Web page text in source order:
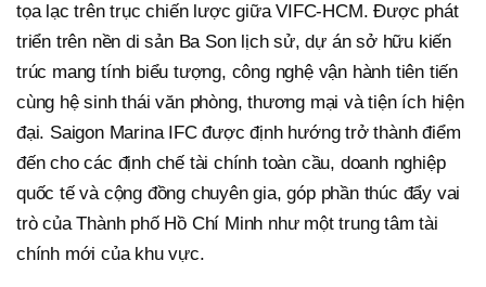
tọa lạc trên trục chiến lược giữa VIFC-HCM. Được phát
triển trên nền di sản Ba Son lịch sử, dự án sở hữu kiến
trúc mang tính biểu tượng, công nghệ vận hành tiên tiến
cùng hệ sinh thái văn phòng, thương mại và tiện ích hiện
đại. Saigon Marina IFC được định hướng trở thành điểm
đến cho các định chế tài chính toàn cầu, doanh nghiệp
quốc tế và cộng đồng chuyên gia, góp phần thúc đẩy vai
trò của Thành phố Hồ Chí Minh như một trung tâm tài
chính mới của khu vực.